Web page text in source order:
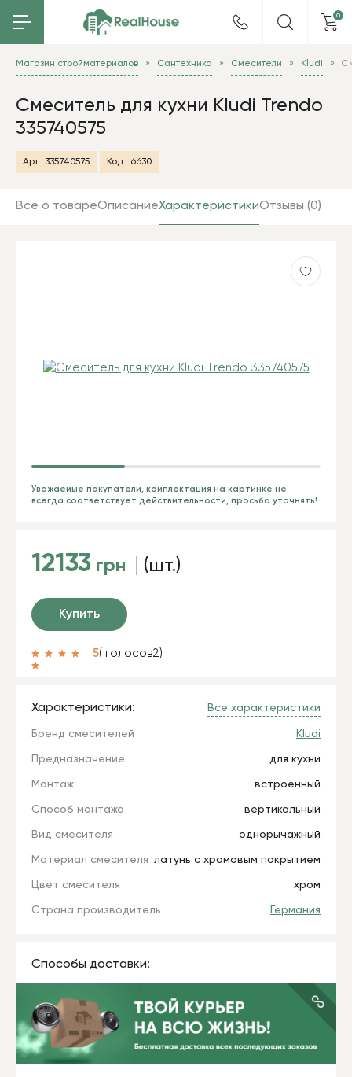
0
Магазин стройматериалов Сантехника Смесители Kludi
Смеситель для кухни Kludi Trendo
335740575
Арт.: 335740575 Код.: 6630
Все о товареОписаниеХарактеристикиОтзывы (0)
Уважаемые покупатели, комплектация на картинке не
всегда соответствует действительности, просьба уточнять!
12133 грн (шт.)
Купить
5( голосов2)
Характеристики: Все характеристики
Бренд смесителей Kludi
Предназначение для кухни
Монтаж встроенный
Способ монтажа вертикальный
Вид смесителя однорычажный
Материал смесителя латунь с хромовым покрытием
Цвет смесителя хром
Страна производитель Германия
Способы доставки: